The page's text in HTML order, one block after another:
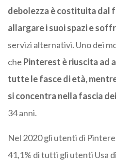
debolezza è costituita dal
allargare i suoi spazi e
servizi alternativi. Uno dei
che Pinterest è riuscita ad
tutte le fasce di età,
si concentra nella fascia
34 anni.
Nel 2020 gli utenti di
41,1% di tutti gli utenti Usa